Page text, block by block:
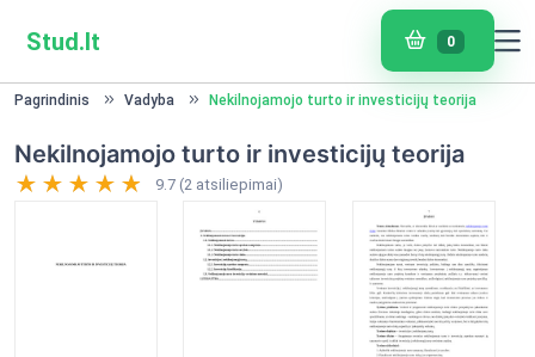
Stud.lt 0
Pagrindinis Vadyba Nekilnojamojo turto ir investicijų teorija
Nekilnojamojo turto ir investicijų teorija
9.7 (2 atsiliepimai)